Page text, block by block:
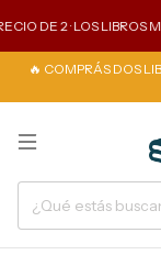
DE 2 · LOS LIBROS
🔥 COMPRÁS DOS